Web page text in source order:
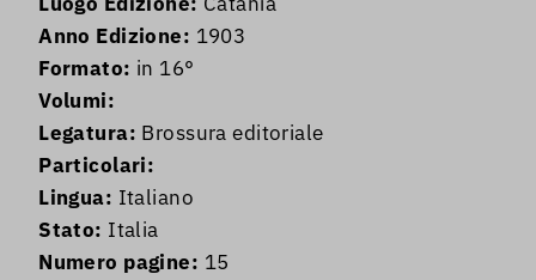
Anno Edizione: 1903
Formato: in 16°
Volumi:
Legatura: Brossura editoriale
Particolari:
Lingua: Italiano
Stato: Italia
Numero pagine: 15